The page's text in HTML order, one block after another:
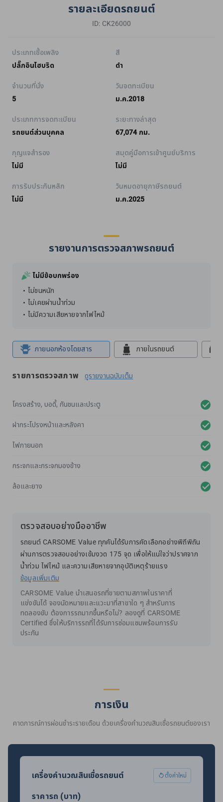
รายละเอียดรถยนต์
ID: CK26000
ประเภทเชื้อเพลิง
ปลั๊กอินไฮบริด
สี
ดำ
จำนวนที่นั่ง
5
วันจดทะเบียน
ม.ค.2018
ประเภทการจดทะเบียน
รถยนต์ส่วนบุคคล
ระยะทางล่าสุด
67,074 กม.
กุญแจสำรอง
ไม่มี
สมุดคู่มือการเข้าศูนย์บริการ
ไม่มี
การรับประกันหลัก
ไม่มี
วันหมดอายุภาษีรถยนต์
ม.ค.2025
รายงานการตรวจสภาพรถยนต์
ไม่มีข้อบกพร่อง
ไม่ชนหนัก
ไม่เคยผ่านน้ำท่วม
ไม่มีความเสียหายจากไฟไหม้
ภายนอกห้องโดยสาร ภายในรถยนต์
รายการตรวจสภาพ ดูรายงานฉบับเต็ม
โครงสร้าง, บอดี้, กันชนและประตู
ฝากระโปรงหน้าและหลังคา
ไฟภายนอก
กระจกและกระจกมองข้าง
ล้อและยาง
ตรวจสอบอย่างมืออาชีพ
รถยนต์ CARSOME Value ทุกคันได้รับการคัดเลือกอย่างพิถีพิถัน
ผ่านการตรวจสอบอย่างเข้มงวด 175 จุด เพื่อให้แน่ใจว่าปราศจาก
น้ำท่วม ไฟไหม้ และความเสียหายจากอุบัติเหตุร้ายแรง
ข้อมูลเพิ่มเติม
CARSOME Value นำเสนอรถที่ขายตามสภาพในราคาที่
แข่งขันได้ จองนัดหมายและแวะมาที่สาขาใด ๆ สำหรับการ
ทดลองขับ ต้องการรถมากขึ้นหรือไม่? ลองดูที่ CARSOME
Certified ซึ่งให้บริการรถที่ได้รับการซ่อมแซมพร้อมการรับ
ประกัน
การเงิน
คาดการณ์การผ่อนชำระรายเดือน ด้วยเครื่องคำนวณสินเชื่อรถยนต์ของเรา
เครื่องคำนวณสินเชื่อรถยนต์ ตั้งค่าใหม่
ราคารถ (บาท)